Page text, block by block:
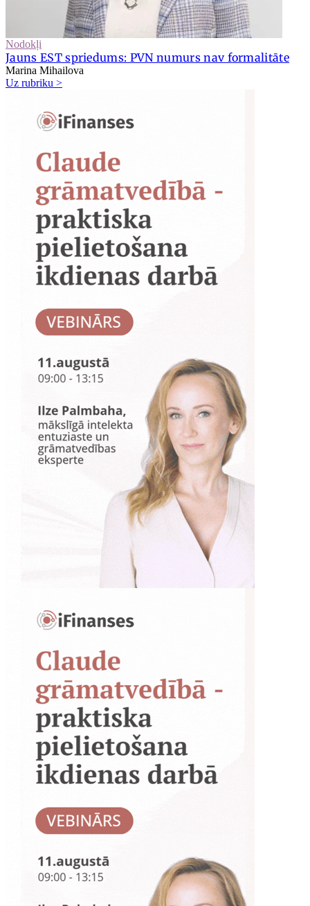
Nodokļi
Jauns EST spriedums: PVN numurs nav formalitāte
Marina Mihailova
Uz rubriku >